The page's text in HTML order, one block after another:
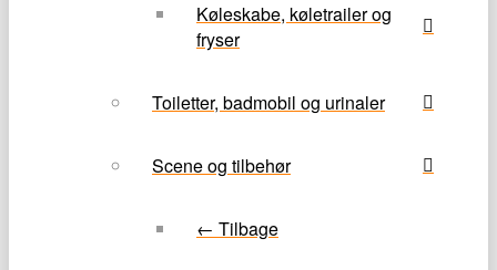
Køleskabe, køletrailer og
fryser
Toiletter, badmobil og urinaler
Scene og tilbehør
← Tilbage